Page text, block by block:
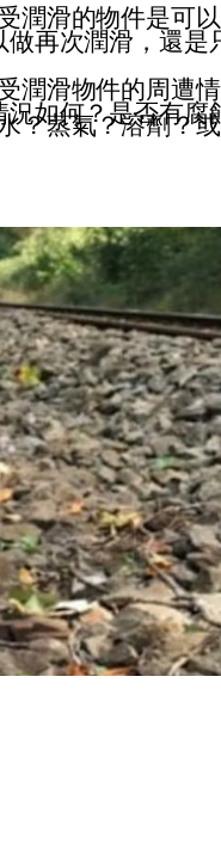
再次潤滑，還是
況如何？是否有
潤滑的物件是可
潤滑物件的周遭
？蒸氣？溶劑？